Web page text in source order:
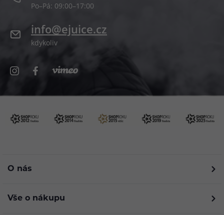
Po–Pá: 09:00–17:00
info@ejuice.cz
kdykoliv
O nás
Vše o nákupu